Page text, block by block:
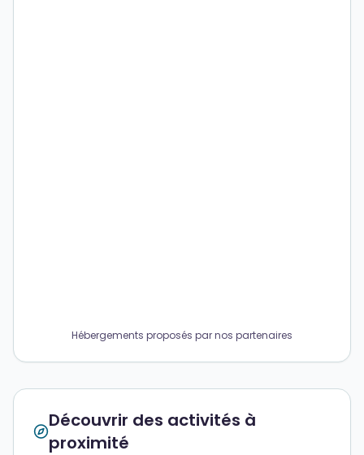
Hébergements proposés par nos partenaires
Découvrir des activités à
proximité